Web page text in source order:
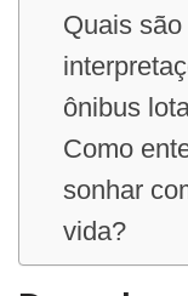
Quais
ônibus
Como
sonhar
vida?